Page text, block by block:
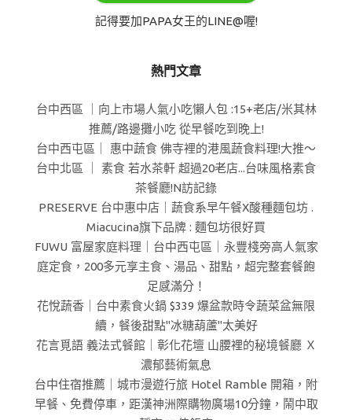
記得要加PAPA女王的LINE@喔!
熱門文章
台中西區 ｜向上市場人氣小吃懶人包 :15+老店/米其林
推薦/路邊攤小吃 從早餐吃到晚上!
台中西屯區｜ 惠中蔬食 佛寺裡的港風蔬食料理!大推～
台中北區 ｜ 素食 若水茶軒 超過20老店...台味風格素食
茶餐廳!N訪記錄
PRESERVE 台中惠中店｜蔬食系早午餐X酸種麵包坊 .
Miacucina旗下品牌 : 麵包坊很好買
FUWU 富屋家庭料理｜台中西屯區｜永豐棧旁高人氣家
庭定食，200多元享主食、湯品、甜點，超完整套餐飽
足感滿分！
花悅蔬香｜台中素食火鍋 $339 爆盆款時令蔬菜盆無限
續，餐後甜點"冰糖葫蘆"太美好
花言覓語 義法式餐館｜彰化花壇 山腰裡的秘境餐廳 Ｘ
濃郁藝術氣息
台中住宿推薦｜城市漫遊行旅 Hotel Ramble 開箱，附
早餐、免費停車，距漢神洲際購物廣場10分鐘，鬧中取